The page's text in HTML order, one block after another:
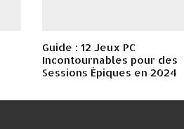
Guide : 12 Jeux PC
Incontournables pour des
Sessions Épiques en 2024